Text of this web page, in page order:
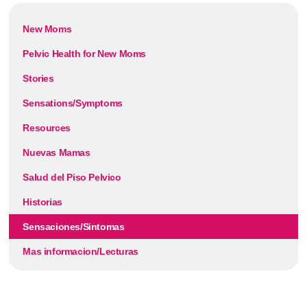
New Moms
Pelvic Health for New Moms
Stories
Sensations/Symptoms
Resources
Nuevas Mamas
Salud del Piso Pelvico
Historias
Sensaciones/Sintomas
Mas informacion/Lecturas